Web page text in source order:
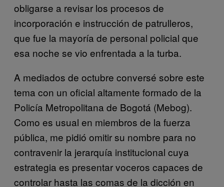
obligarse a revisar los procesos de
incorporación e instrucción de patrulleros,
que fue la mayoría de personal policial que
esa noche se vio enfrentada a la turba.
A mediados de octubre conversé sobre este
tema con un oficial altamente formado de la
Policía Metropolitana de Bogotá (Mebog).
Como es usual en miembros de la fuerza
pública, me pidió omitir su nombre para no
contravenir la jerarquía institucional cuya
estrategia es presentar voceros capaces de
controlar hasta las comas de la dicción en